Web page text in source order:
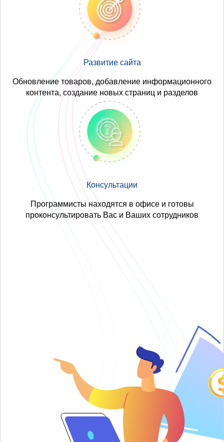
Развитие сайта
Обновление товаров, добавление информационного
контента, создание новых страниц и разделов
Консультации
Программисты находятся в офисе и готовы
проконсультировать Вас и Ваших сотрудников